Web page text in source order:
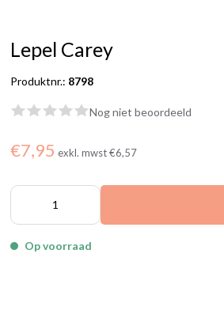
Lepel Carey
Produktnr.: 8798
Nog niet beoordeeld
€7,95 exkl. mwst€6,57
Op voorraad